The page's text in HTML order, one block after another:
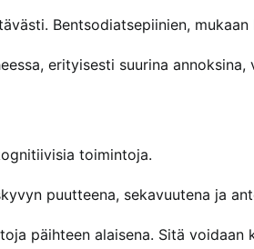
Bentsodiatsepiinien, mukaan
erityisesti suurina
toimintoja.
puutteena, sekavuutena ja
päihteen alaisena. Sitä